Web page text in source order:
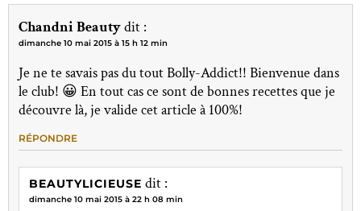
Chandni Beautydit :
dimanche 10 mai 2015 à 15 h 12 min
Je ne te savais pas du tout Bolly-Addict!! Bienvenue dans
le club! 😀 En tout cas ce sont de bonnes recettes que je
découvre là, je valide cet article à 100%!
RÉPONDRE
BEAUTYLICIEUSE dit :
dimanche 10 mai 2015 à 22 h 08 min